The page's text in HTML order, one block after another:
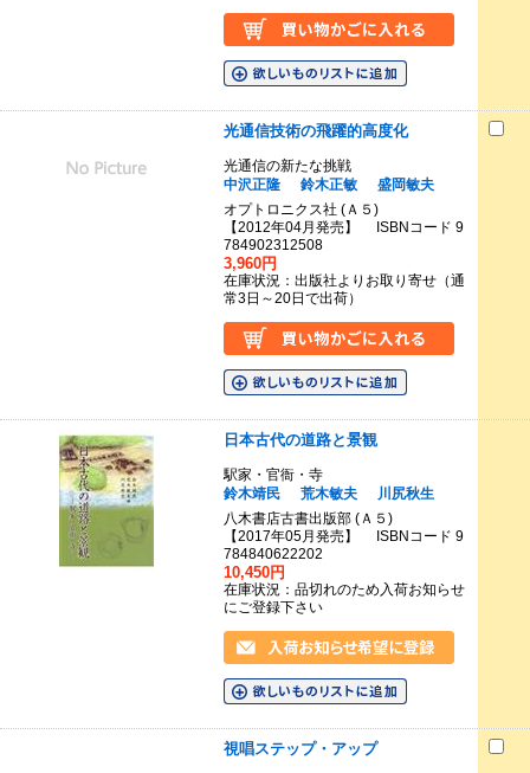
光通信技術の飛躍的高度化
光通信の新たな挑戦
中沢正隆
鈴木正敏
盛岡敏夫
オプトロニクス社 (Ａ５)
【2012年04月発売】 ISBNコード 9
784902312508
3,960円
在庫状況：出版社よりお取り寄せ（通
常3日～20日で出荷）
日本古代の道路と景観
駅家・官衙・寺
鈴木靖民
荒木敏夫
川尻秋生
八木書店古書出版部 (Ａ５)
【2017年05月発売】 ISBNコード 9
784840622202
10,450円
在庫状況：品切れのため入荷お知らせ
にご登録下さい
視唱ステップ・アップ